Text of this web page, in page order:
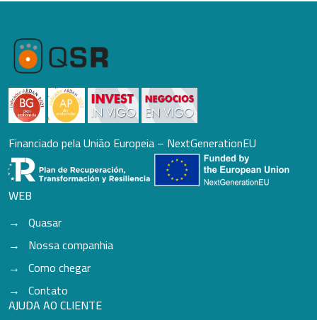
Financiado pela União Europeia – NextGenerationEU
WEB
Quasar
Nossa companhia
Como chegar
Contato
AJUDA AO CLIENTE